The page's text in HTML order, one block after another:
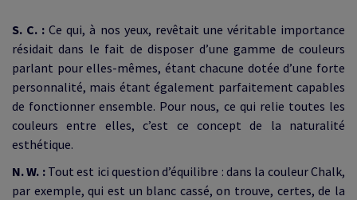
S. C. : Ce qui, à nos yeux, revêtait une véritable importance
résidait dans le fait de disposer d’une gamme de couleurs
parlant pour elles-mêmes, étant chacune dotée d’une forte
personnalité, mais étant également parfaitement capables
de fonctionner ensemble. Pour nous, ce qui relie toutes les
couleurs entre elles, c’est ce concept de la naturalité
esthétique.
N. W. :Tout est ici question d’équilibre : dans la couleur Chalk,
par exemple, qui est un blanc cassé, on trouve, certes, de la